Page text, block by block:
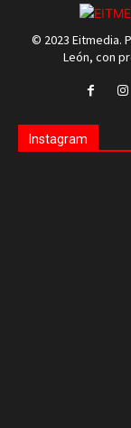
© 2023 Eitmedia.
León, con
Instagram